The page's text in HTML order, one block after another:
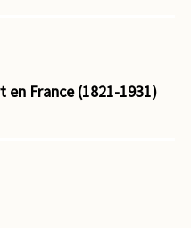
en France (1821-1931)